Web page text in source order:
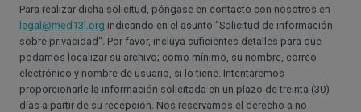
Para realizar dicha solicitud, póngase en contacto con nosotros en
legal@med13l.org indicando en el asunto "Solicitud de información
sobre privacidad". Por favor, incluya suficientes detalles para que
podamos localizar su archivo; como mínimo, su nombre, correo
electrónico y nombre de usuario, si lo tiene. Intentaremos
proporcionarle la información solicitada en un plazo de treinta (30)
días a partir de su recepción. Nos reservamos el derecho a no